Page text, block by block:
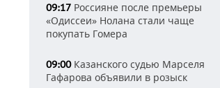
09:17 Россияне после премьеры
«Одиссеи» Нолана стали чаще
покупать Гомера
09:00Казанского судью Марселя
Гафарова объявили в розыск